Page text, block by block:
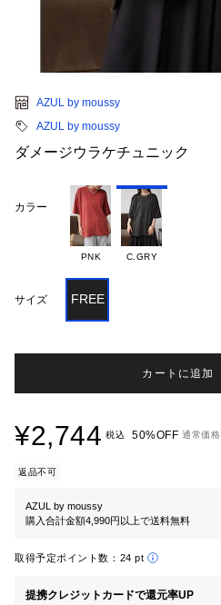
AZUL by moussy
AZUL by moussy
ダメージウラケチュニック
カラー
PNK C.GRY
サイズ FREE
カートに追加
¥2,744 税込 50%OFF 通常価格
返品不可
AZUL by moussy
購入合計金額4,990円以上で送料無料
取得予定ポイント数： 24 pt
提携クレジットカードで還元率UP